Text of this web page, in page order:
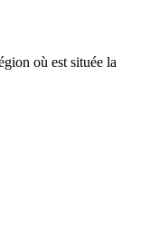
où est située la